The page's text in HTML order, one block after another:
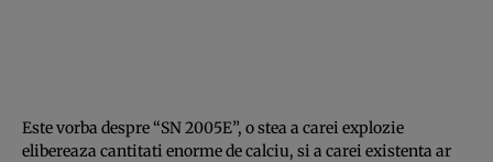
Este vorba despre “SN 2005E”, o stea a carei explozie
elibereaza cantitati enorme de calciu, si a carei existenta ar